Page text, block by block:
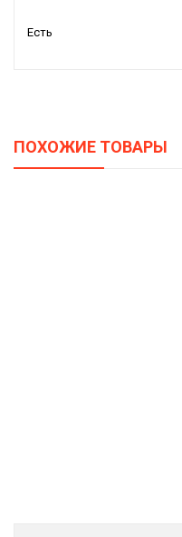
Есть
ПОХОЖИЕ ТОВАРЫ